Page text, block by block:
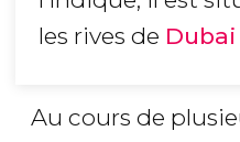
les rives de
Au cours de